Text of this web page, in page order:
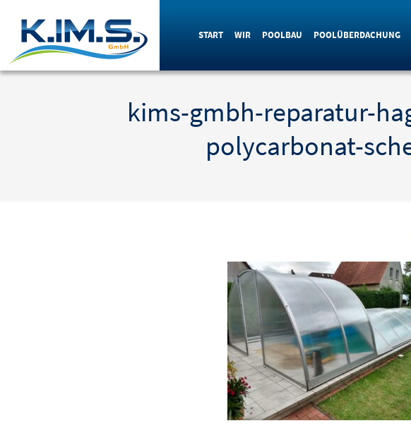
START WIR POOLBAU POOLÜBERDACHUNG
kims-gmbh-reparatur-
polycarbonat-